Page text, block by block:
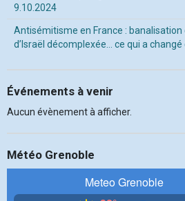
9.10.2024
Antisémitisme en France : banalisation
d’Israël décomplexée… ce qui a
Événements à venir
Aucun évènement à afficher.
Météo Grenoble